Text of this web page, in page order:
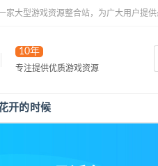
家大型游戏资源整合站，为广大用户提供
10年
专注提供优质游戏资源
开的时候